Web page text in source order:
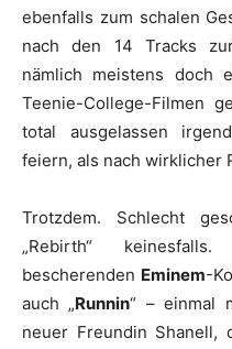
ebenfalls zum schalen
nach den 14 Tracks
nämlich meistens doch
Teenie-College-Filmen
total ausgelassen
feiern, als nach wirklicher
Trotzdem. Schlecht
„Rebirth“
bescherenden Eminem-
auch „Runnin“ – einmal
neuer Freundin Shanell,